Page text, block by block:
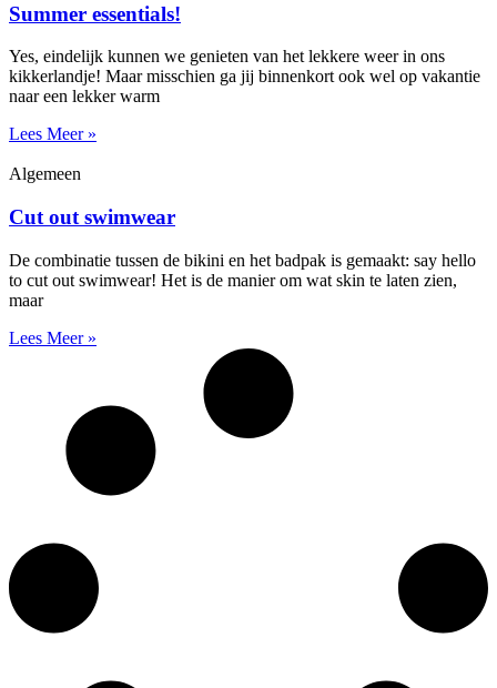
Summer essentials!
Yes, eindelijk kunnen we genieten van het lekkere weer in ons
kikkerlandje! Maar misschien ga jij binnenkort ook wel op vakantie
naar een lekker warm
Lees Meer »
Algemeen
Cut out swimwear
De combinatie tussen de bikini en het badpak is gemaakt: say hello
to cut out swimwear! Het is de manier om wat skin te laten zien,
maar
Lees Meer »